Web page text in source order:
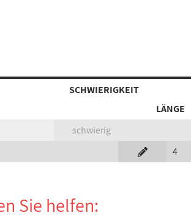
SCHWIERIGKEIT
LÄNGE
schwierig
4
Sie helfen: